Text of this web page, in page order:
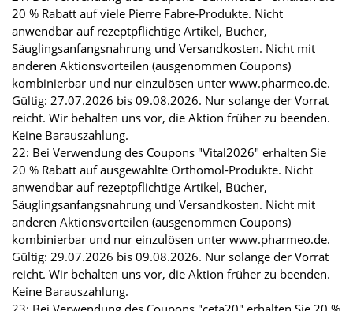
20 % Rabatt auf viele Pierre Fabre-Produkte. Nicht
anwendbar auf rezeptpflichtige Artikel, Bücher,
Säuglingsanfangsnahrung und Versandkosten. Nicht mit
anderen Aktionsvorteilen (ausgenommen Coupons)
kombinierbar und nur einzulösen unter www.pharmeo.de.
Gültig: 27.07.2026 bis 09.08.2026. Nur solange der Vorrat
reicht. Wir behalten uns vor, die Aktion früher zu beenden.
Keine Barauszahlung.
22: Bei Verwendung des Coupons "Vital2026" erhalten Sie
20 % Rabatt auf ausgewählte Orthomol-Produkte. Nicht
anwendbar auf rezeptpflichtige Artikel, Bücher,
Säuglingsanfangsnahrung und Versandkosten. Nicht mit
anderen Aktionsvorteilen (ausgenommen Coupons)
kombinierbar und nur einzulösen unter www.pharmeo.de.
Gültig: 29.07.2026 bis 09.08.2026. Nur solange der Vorrat
reicht. Wir behalten uns vor, die Aktion früher zu beenden.
Keine Barauszahlung.